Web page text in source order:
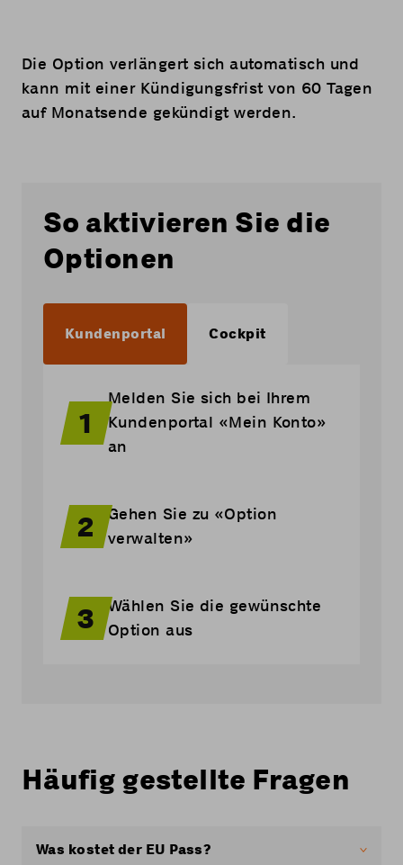
Die Option verlängert sich automatisch und
kann mit einer Kündigungsfrist von 60 Tagen
auf Monatsende gekündigt werden.
So aktivieren Sie die
Optionen
Kundenportal Cockpit
1
Melden Sie sich bei Ihrem
Kundenportal «Mein Konto»
an
2
Gehen Sie zu «Option
verwalten»
3
Wählen Sie die gewünschte
Option aus
Häufig gestellte Fragen
Was kostet der EU Pass?